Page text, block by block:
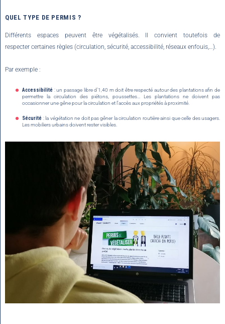
QUEL TYPE DE PERMIS ?
Différents espaces peuvent être végétalisés. Il convient toutefois de
respecter certaines règles (circulation, sécurité, accessibilité, réseaux enfouis,…).
Par exemple :
Accessibilité : un passage libre d’1,40 m doit être respecté autour des plantations afin de
permettre la circulation des piétons, poussettes… Les plantations ne doivent pas
occasionner une gêne pour la circulation et l’accès aux propriétés à proximité.
Sécurité : la végétation ne doit pas gêner la circulation routière ainsi que celle des usagers.
Les mobiliers urbains doivent rester visibles.